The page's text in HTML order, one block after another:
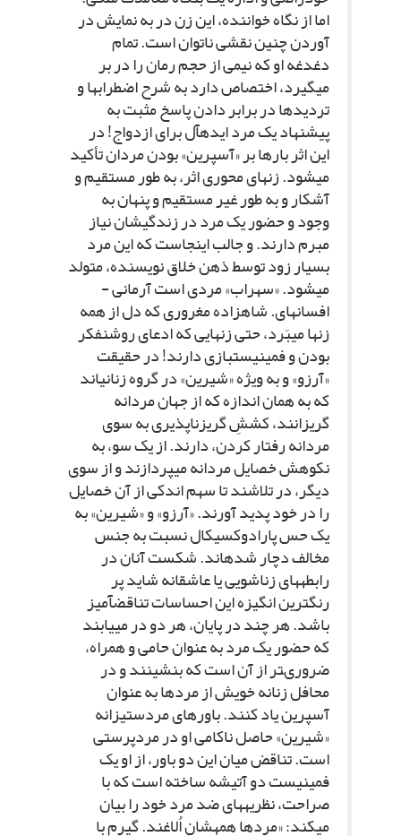
اما از نگاه خواننده، این زن در به نمایش در
آوردن چنین نقشى ناتوان است. تمام
دغدغه او که نیمى از حجم رمان را در بر
مى‏گیرد، اختصاص دارد به شرح اضطراب‏ها و
تردیدها در برابر دادن پاسخ مثبت به
پیشنهاد یک مرد ایده‏آل براى ازدواج! در
این اثر بارها بر «آسپرین» بودن مردان تأکید
مى‏شود. زن‏هاى محورى اثر، به طور مستقیم و
آشکار و به طور غیر مستقیم و پنهان به
وجود و حضور یک مرد در زندگى‏شان نیاز
مبرم دارند. و جالب اینجاست که این مرد
بسیار زود توسط ذهن خلاق نویسنده، متولد
مى‏شود. «سهراب» مردى است آرمانى -
افسانه‏اى. شاهزاده مغرورى که دل از همه
زن‏ها مى‏بَرد، حتى زن‏هایى که ادعاى روشنفکر
بودن و فمینیست‏بازى دارند! در حقیقت
«آرزو» و به ویژه «شیرین» در گروه زنانى‏اند
که به همان اندازه که از جهان مردانه
گریزانند، کششِ گریزناپذیرى به سوى
مردانه رفتار کردن، دارند. از یک سو، به
نکوهش خصایل مردانه مى‏پردازند و از سوى
دیگر، در تلاشند تا سهم اندکى از آن خصایل
را در خود پدید آورند. «آرزو» و «شیرین» به
یک حس پارادوکسیکال نسبت به جنس
مخالف دچار شده‏اند. شکست آنان در
رابطه‏هاى زناشویى یا عاشقانه شاید پر
رنگ‏ترین انگیزه این احساسات تناقض‏آمیز
باشد. هر چند در پایان، هر دو در مى‏یابند
که حضور یک مرد به عنوان حامى و همراه،
ضرورى‏تر از آن است که بنشینند و در
محافل زنانه خویش از مردها به عنوان
آسپرین یاد کنند. باورهاى مردستیزانه
«شیرین» حاصل ناکامى او در مردپرستى
است. تناقض میان این دو باور، از او یک
فمینیست دو آتیشه ساخته است که با
صراحت، نظریه‏هاى ضد مرد خود را بیان
مى‏کند: «مردها همه‏شان اُلاغند. گیرم با